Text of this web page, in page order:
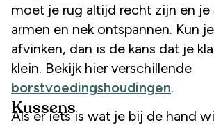
moet je rug altijd recht zijn en je
armen en nek ontspannen. Kun
afvinken, dan is de kans dat je
klein. Bekijk hier verschillende
borstvoedingshoudingen.
Kussens
Als er iets is wat je bij de hand